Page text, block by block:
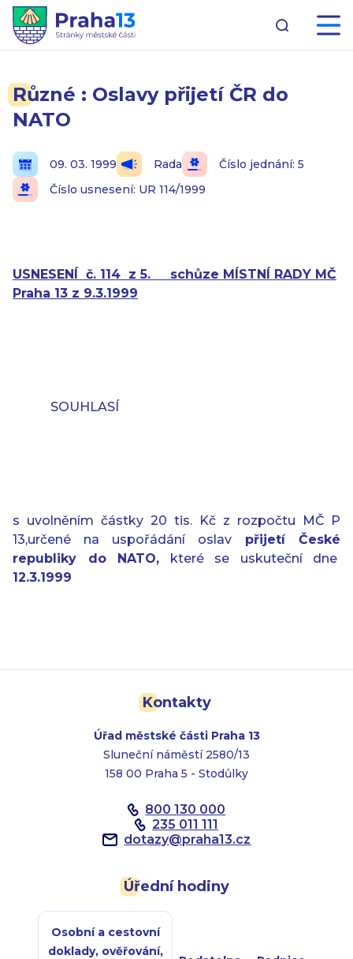
Různé : Oslavy přijetí ČR do
NATO
09. 03. 1999 Rada
Číslo jednání: 5
Číslo usnesení: UR 114/1999
USNESENÍ č. 114 z 5.
schůze MÍSTNÍ RADY MČ
Praha 13 z 9.3.1999
SOUHLASÍ
s uvolněním částky 20 tis. Kč z rozpočtu MČ P
13,určené na uspořádání oslav přijetí České
republiky do NATO, které se uskuteční dne
12.3.1999
Kontakty
Úřad městské části Praha 13
Sluneční náměstí 2580/13
158 00 Praha 5 - Stodůlky
800 130 000
235 011 111
dotazy@praha13.cz
Úřední hodiny
Osobní a cestovní
doklady, ověřování,